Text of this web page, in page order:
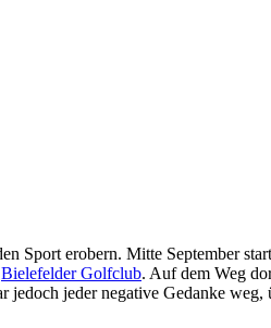
Sport erobern. Mitte September
Bielefelder Golfclub. Auf dem Weg
jeder negative Gedanke